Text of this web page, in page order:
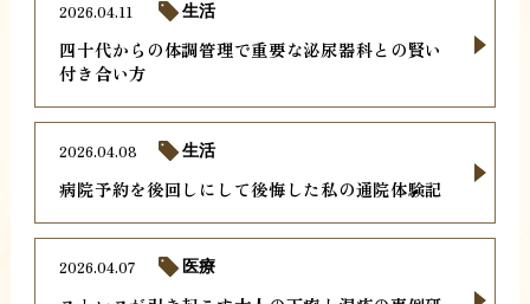
四十代からの体調管理で重要な泌尿器科との賢い
付き合い方
2026.04.11 生活
病院予約を後回しにして後悔した私の通院体験記
2026.04.08 生活
2026.04.07 医療